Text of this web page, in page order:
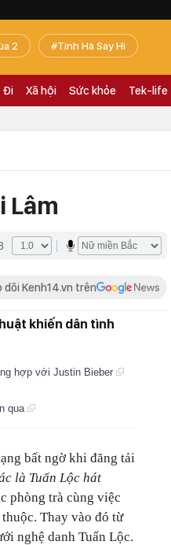
2 Tinh Hà Say Hi
Đi Xã hội Sức khỏe Tek-life
Lâm
dõi Kenh14.vn trên
khiến dân tình
hợp với Justin Bieber
qua
bất ngờ khi đăng tải
là Tuấn Lộc hát
phòng trà cùng việc
Thay vào đó từ
nghệ danh Tuấn Lộc.